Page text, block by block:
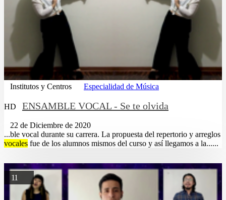
Institutos y Centros Especialidad de Música
HD ENSAMBLE VOCAL - Se te olvida
22 de Diciembre de 2020
...ble vocal durante su carrera. La propuesta del repertorio y arreglos
vocales fue de los alumnos mismos del curso y así llegamos a la......
11